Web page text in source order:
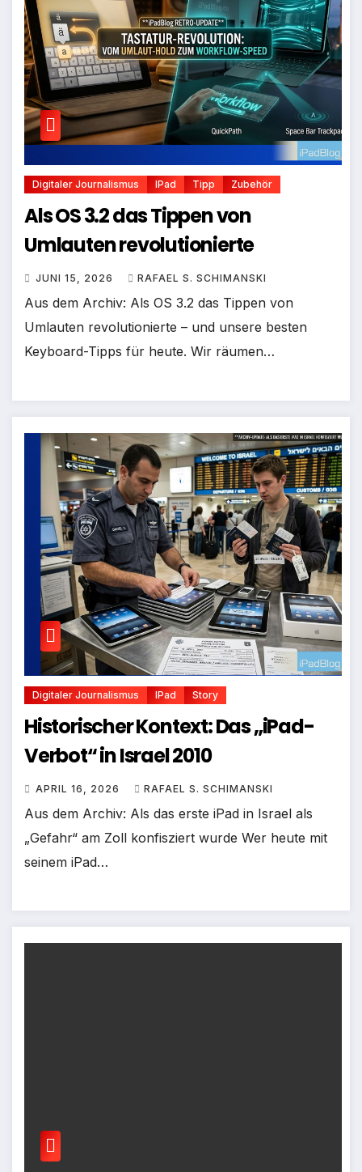
Digitaler Journalismus IPad Tipp Zubehör
Als OS 3.2 das Tippen von
Umlauten revolutionierte
JUNI 15, 2026 RAFAEL S. SCHIMANSKI
Aus dem Archiv: Als OS 3.2 das Tippen von
Umlauten revolutionierte – und unsere besten
Keyboard-Tipps für heute. Wir räumen…
Digitaler Journalismus IPad Story
Historischer Kontext: Das „iPad-
Verbot“ in Israel 2010
APRIL 16, 2026 RAFAEL S. SCHIMANSKI
Aus dem Archiv: Als das erste iPad in Israel als
„Gefahr“ am Zoll konfisziert wurde Wer heute mit
seinem iPad…